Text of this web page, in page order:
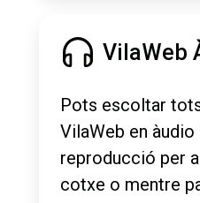
VilaWeb
Pots escoltar
VilaWeb en
reproducció per
cotxe o mentre